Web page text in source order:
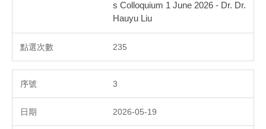
s Colloquium 1 June 2026 - Dr. Dr.
Hauyu Liu
235
3
2026-05-19